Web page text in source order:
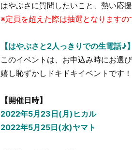
はやぶさに質問したいこと、熱い応
※定員を超えた際は抽選となります
【はやぶさと2人っきりでの生電話♪
このイベントは、お申込み時にお選
嬉し恥ずかしドキドキイベントです！
【開催日時】
2022年5月23日(月)ヒカル
2022年5月25日(水)ヤマト